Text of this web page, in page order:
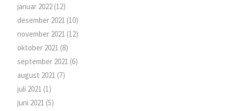
januar 2022(12)
desember 2021 (10)
november 2021 (12)
oktober 2021 (8)
september 2021 (6)
august 2021 (7)
juli 2021 (1)
juni 2021 (5)